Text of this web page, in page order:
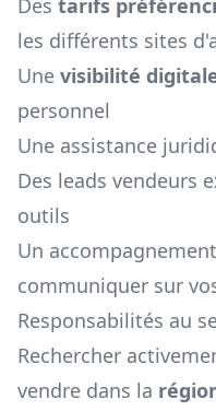
Des tarifs
les différents sites
Une visibilité
personnel
Une assistance
Des leads vendeurs
outils
Un
communiquer sur
Responsabilités au
Rechercher
vendre dans la